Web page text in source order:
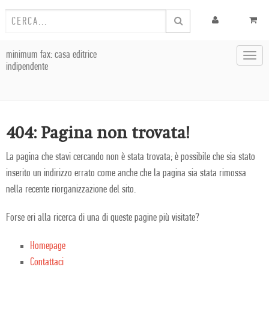
minimum fax: casa editrice
indipendente
404: Pagina non trovata!
La pagina che stavi cercando non è stata trovata; è possibile che sia stato
inserito un indirizzo errato come anche che la pagina sia stata rimossa
nella recente riorganizzazione del sito.
Forse eri alla ricerca di una di queste pagine più visitate?
Homepage
Contattaci